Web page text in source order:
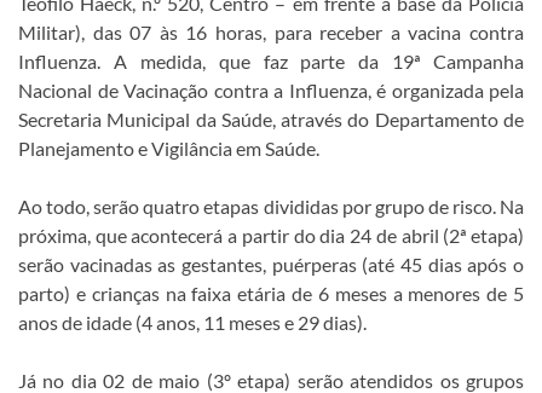
Militar), das 07 às 16 horas, para receber a vacina contra
Influenza. A medida, que faz parte da 19ª Campanha
Nacional de Vacinação contra a Influenza, é organizada pela
Secretaria Municipal da Saúde, através do Departamento de
Planejamento e Vigilância em Saúde.
Ao todo, serão quatro etapas divididas por grupo de risco. Na
próxima, que acontecerá a partir do dia 24 de abril (2ª etapa)
serão vacinadas as gestantes, puérperas (até 45 dias após o
parto) e crianças na faixa etária de 6 meses a menores de 5
anos de idade (4 anos, 11 meses e 29 dias).
Já no dia 02 de maio (3º etapa) serão atendidos os grupos